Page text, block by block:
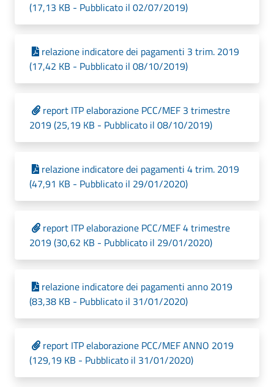
(17,13 KB - Pubblicato il 02/07/2019)
relazione indicatore dei pagamenti 3 trim. 2019
(17,42 KB - Pubblicato il 08/10/2019)
report ITP elaborazione PCC/MEF 3 trimestre
2019 (25,19 KB - Pubblicato il 08/10/2019)
relazione indicatore dei pagamenti 4 trim. 2019
(47,91 KB - Pubblicato il 29/01/2020)
report ITP elaborazione PCC/MEF 4 trimestre
2019 (30,62 KB - Pubblicato il 29/01/2020)
relazione indicatore dei pagamenti anno 2019
(83,38 KB - Pubblicato il 31/01/2020)
report ITP elaborazione PCC/MEF ANNO 2019
(129,19 KB - Pubblicato il 31/01/2020)